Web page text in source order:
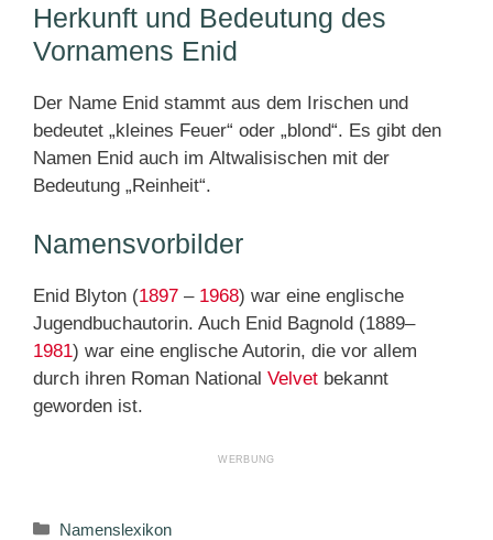
Herkunft und Bedeutung des
Vornamens Enid
Der Name Enid stammt aus dem Irischen und
bedeutet „kleines Feuer“ oder „blond“. Es gibt den
Namen Enid auch im Altwalisischen mit der
Bedeutung „Reinheit“.
Namensvorbilder
Enid Blyton (1897 – 1968) war eine englische
Jugendbuchautorin. Auch Enid Bagnold (1889–
1981) war eine englische Autorin, die vor allem
durch ihren Roman National Velvet bekannt
geworden ist.
Kategorien
Namenslexikon